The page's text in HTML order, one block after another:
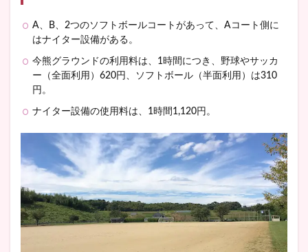
A、B、2つのソフトボールコートがあって、Aコート側に
はナイター設備がある。
今熊グラウンドの利用料は、1時間につき、野球やサッカ
ー（全面利用）620円、ソフトボール（半面利用）は310
円。
ナイター設備の使用料は、1時間1,120円。